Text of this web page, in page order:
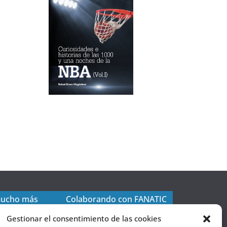
más
Colaborando con FANATIC
Gestionar el consentimiento de las cookies